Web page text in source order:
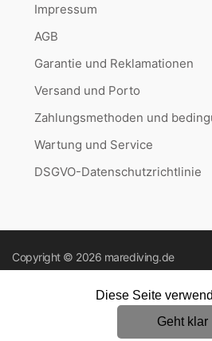
Impressum
AGB
Garantie und Reklamationen
Versand und Porto
Zahlungsmethoden und
Wartung und Service
DSGVO-Datenschutzrichtlinie
Copyright © 2026 marediving.de
Diese Seite
Geht klar